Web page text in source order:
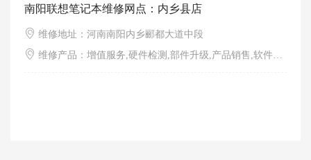
南阳联想笔记本维修网点：内乡县店
维修地址：河南南阳内乡郦都大道中段
维修产品：增值服务,硬件检测,部件升级,产品销售,软件调试,外观清洁